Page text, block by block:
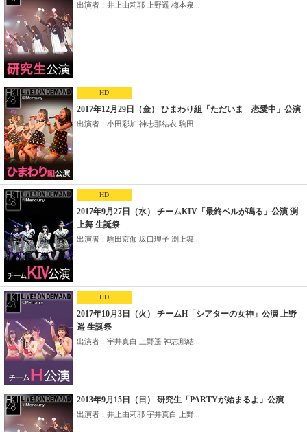
出演者：井上由莉耶 上野遥 梅本泉...
HD
2017年12月29日（金） ひまわり組「ただいま 恋愛中」公演
出演者：小田彩加 神志那結衣 駒田...
HD
2017年9月27日（水） チームKIV「最終ベルが鳴る」公演 渕
上舞 生誕祭
出演者：駒田京伽 坂口理子 渕上舞...
HD
2017年10月3日（火） チームH「シアターの女神」公演 上野
遥 生誕祭
出演者：宇井真白 上野遥 神志那結...
2013年9月15日（日） 研究生「PARTYが始まるよ」公演
出演者：井上由莉耶 宇井真白 上野...